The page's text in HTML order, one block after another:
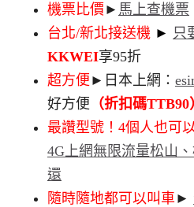
機票比價 ► 馬上查機票
台北/新北接送機 ► 只
KKWEI享95折
超方便 ►日本上網：
好方便 （折扣碼TTB90
最讚型號！4個人也可
4G上網無限流量松山
還
隨時隨地都可以叫車►